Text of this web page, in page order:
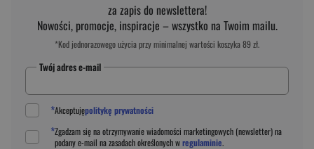
za zapis do newslettera!
Nowości, promocje, inspiracje – wszystko na Twoim mailu.
*Kod jednorazowego użycia przy minimalnej wartości koszyka 89 zł.
Twój adres e-mail
*Akceptujępolitykę prywatności
*Zgadzam się na otrzymywanie wiadomości marketingowych (newsletter) na
podanye-mail na zasadach określonych wregulaminie.